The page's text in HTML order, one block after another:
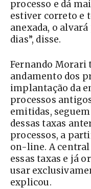
processo e dá
estiver correto e
anexada, o
dias”, disse.
Fernando Morari
andamento dos
implantação da
processos
emitidas,
dessas taxas
processos, a
on-line. A central
essas taxas e já
usar
explicou.